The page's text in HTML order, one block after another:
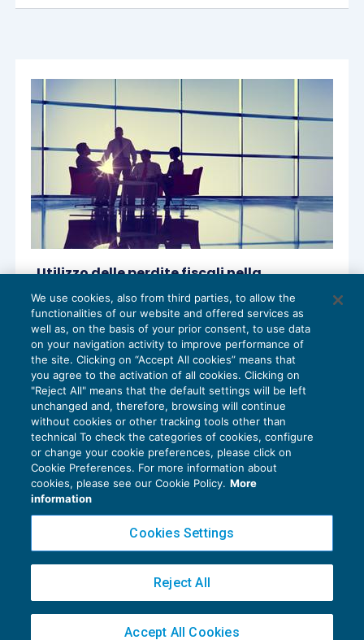
Utilizzo delle perdite fiscali nella
trasformazione regressiva
OPERAZIONI STRAORDINARIE12/09/2016
diSandro Cerato – Direttore Scientifico del Centro
Studi Tributari
Privacy Policy
Cookie Policy
Copyright 2016 ©Gruppo Euroconference S.p.A.v2.32.4
Piazza Luigi Einaudi, 10N01 - 20124 Milano - info@ecnews.it
02776120236
We use cookies, also from third parties, to allow the
functionalities of our website and offered services as
well as, on the basis of your prior consent, to use data
on your navigation activity to improve performance of
the site. Clicking on “Accept All cookies” means that
you agree to the activation of all cookies. Clicking on
"Reject All" means that the default settings will be left
unchanged and, therefore, browsing will continue
without cookies or other tracking tools other than
technical To check the categories of cookies, configure
or change your cookie preferences, please click on
Cookie Preferences. For more information about
cookies, please see our Cookie Policy. More
information
Cookies Settings
Reject All
Accept All Cookies